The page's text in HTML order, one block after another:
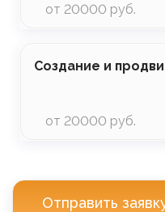
от 20000 руб.
Создание и
от 20000 руб.
Отправить